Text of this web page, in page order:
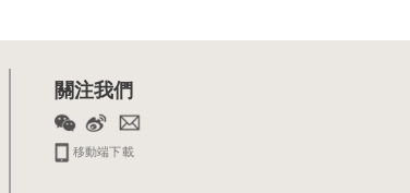
關注我們
移動端下載